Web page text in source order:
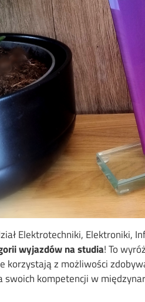
Elektrotechniki, Elektroniki,
wyjazdów na studia! To
korzystają z możliwości
kompetencji w